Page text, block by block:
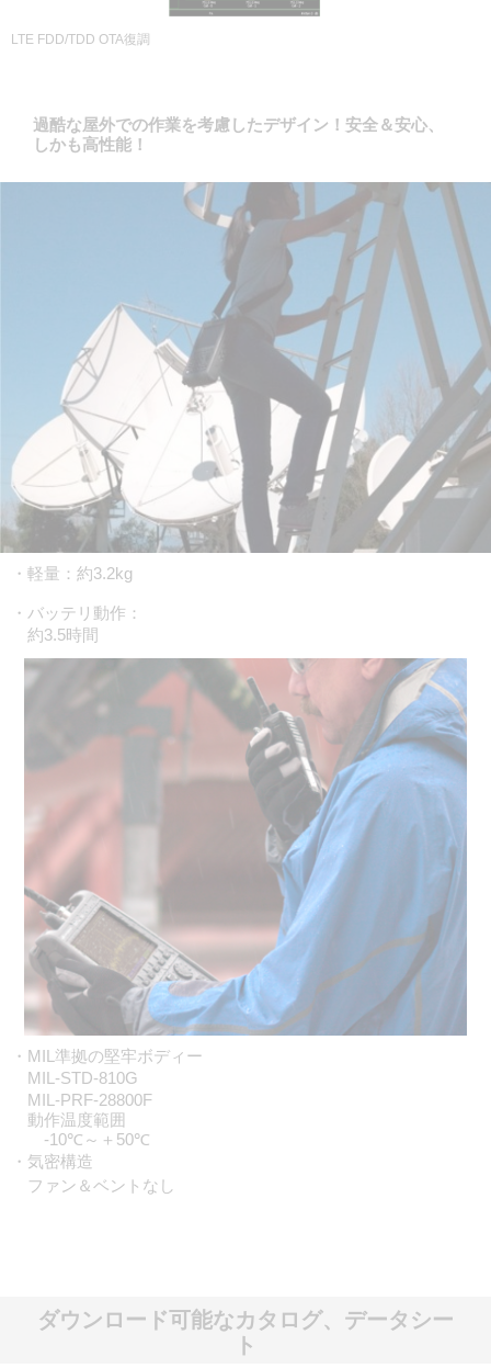
LTE FDD/TDD OTA復調
過酷な屋外での作業を考慮したデザイン！安全＆安心、
しかも高性能！
・軽量：約3.2kg
・バッテリ動作：
約3.5時間
・MIL準拠の堅牢ボディー
MIL-STD-810G
MIL-PRF-28800F
動作温度範囲
‐10℃～＋50℃
・気密構造
ファン＆ベントなし
ダウンロード可能なカタログ、データシー
ト